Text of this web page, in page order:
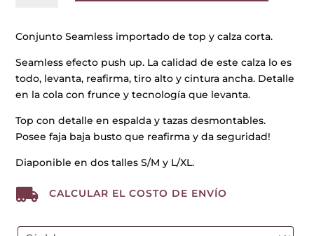
cantidad
Conjunto Seamless importado de top y calza corta.
Seamless efecto push up. La calidad de este calza lo es
todo, levanta, reafirma, tiro alto y cintura ancha. Detalle
en la cola con frunce y tecnología que levanta.
Top con detalle en espalda y tazas desmontables.
Posee faja baja busto que reafirma y da seguridad!
Diaponible en dos talles S/M y L/XL.
 CALCULAR EL COSTO DE ENVÍO